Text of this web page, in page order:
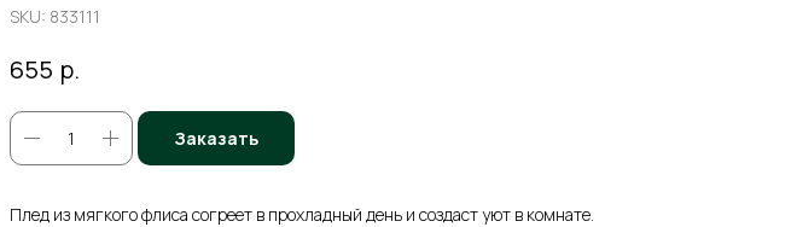
SKU: 833111
655 р.
Заказать
Плед из мягкого флиса согреет в прохладный день и создаст уют в комнате.